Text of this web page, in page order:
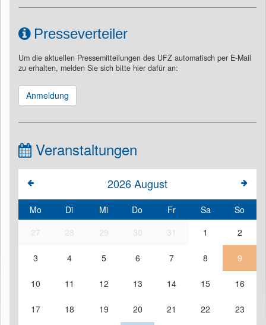
Presseverteiler
Um die aktuellen Pressemitteilungen des UFZ automatisch per E-Mail
zu erhalten, melden Sie sich bitte hier dafür an:
Anmeldung
Veranstaltungen
2026August
Mo Di Mi Do Fr Sa
So
27
28 29 30 31 1 2
3 4 5 6 7 8 9
10 11 12 13 14 15 16
17 18 19 20 21 22 23